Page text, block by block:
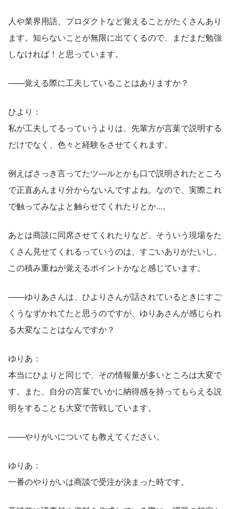
人や業界用語、プロダクトなど覚えることがたくさんあり
ます。知らないことが無限に出てくるので、まだまだ勉強
しなければ！と思っています。
——覚える際に工夫していることはありますか？
ひより：
私が工夫してるっていうよりは、先輩方が言葉で説明する
だけでなく、色々と経験をさせてくれます。
例えばさっき言ってたツ―ルとかも口で説明されたところ
で正直あんまり分からないんですよね。なので、実際これ
で触ってみなよと触らせてくれたりとか...。
あとは商談に同席させてくれたりなど、そういう現場をた
くさん見せてくれるっていうのは、すごいありがたいし、
この積み重ねが覚えるポイントかなと感じています。
——ゆりあさんは、ひよりさんが話されているときにすご
くうなずかれてたと思うのですが、ゆりあさんが感じられ
る大変なことはなんですか？
ゆりあ：
本当にひよりと同じで、その情報量が多いところは大変で
す。また、自分の言葉でいかに納得感を持ってもらえる説
明をすることも大変で苦戦しています。
——やりがいについても教えてください。
ゆりあ：
一番のやりがいは商談で受注が決まった時です。